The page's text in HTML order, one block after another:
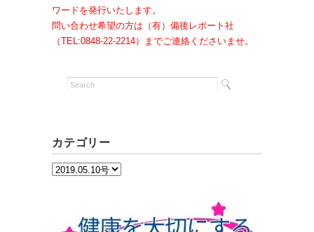
ワードを発行いたします。
問い合わせ希望の方は（有）備後レポート社
（TEL:0848-22-2214）までご連絡くださいませ。
カテゴリー
カ